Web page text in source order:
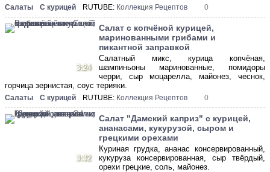
Салаты С курицей RUTUBE: Коллекция Рецептов 0
3:24
Салат с копчёной курицей,
маринованными грибами и
пикантной заправкой
Салатный микс, курица копчёная,
шампиньоны маринованные, помидоры
черри, сыр моцарелла, майонез, чеснок,
горчица зернистая, соус терияки.
Салаты С курицей RUTUBE: Коллекция Рецептов 0
3:32
Салат "Дамский каприз" с курицей,
ананасами, кукурузой, сыром и
грецкими орехами
Куриная грудка, ананас консервированный,
кукуруза консервированная, сыр твёрдый,
орехи грецкие, соль, майонез.